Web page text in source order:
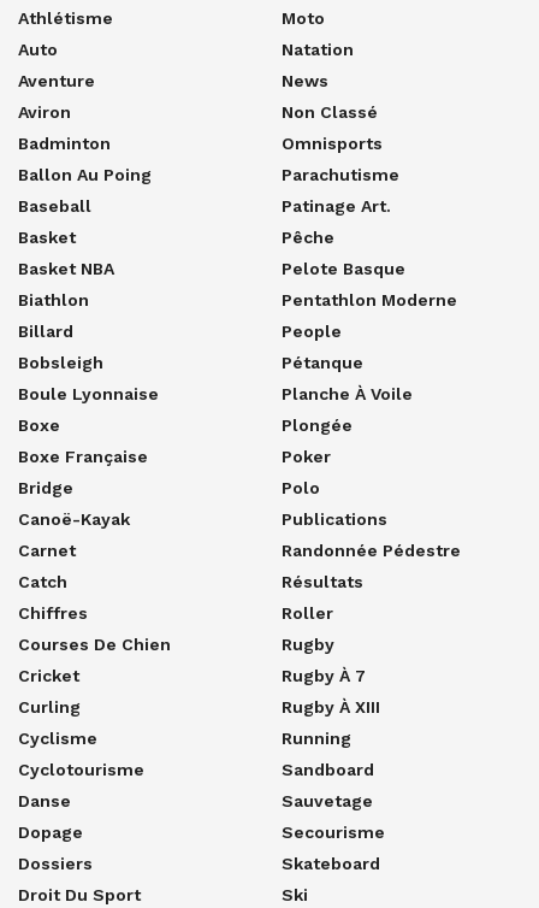
Athlétisme
Auto
Aventure
Aviron
Badminton
Ballon Au Poing
Baseball
Basket
Basket NBA
Biathlon
Billard
Bobsleigh
Boule Lyonnaise
Boxe
Boxe Française
Bridge
Canoë-Kayak
Carnet
Catch
Chiffres
Courses De Chien
Cricket
Curling
Cyclisme
Cyclotourisme
Danse
Dopage
Dossiers
Droit Du Sport
Moto
Natation
News
Non Classé
Omnisports
Parachutisme
Patinage Art.
Pêche
Pelote Basque
Pentathlon Moderne
People
Pétanque
Planche À Voile
Plongée
Poker
Polo
Publications
Randonnée Pédestre
Résultats
Roller
Rugby
Rugby À 7
Rugby À XIII
Running
Sandboard
Sauvetage
Secourisme
Skateboard
Ski